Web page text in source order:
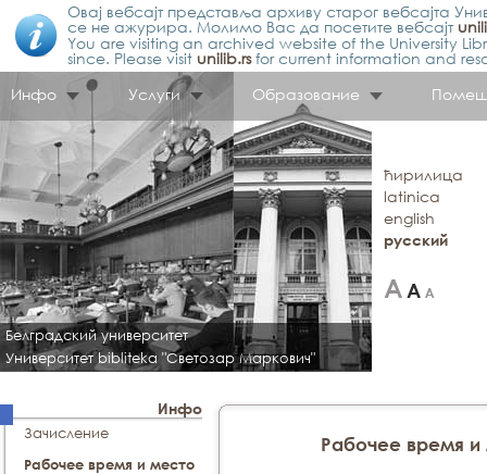
Овај вебсајт представља архиву старог вебсајта
се не ажурира. Молимо Вас да посетите вебсајт
You are visiting an archived website of the University
since. Please visit unilib.rsfor current information and
Инфо
Услуги Образование
Белградский университет
Университет bibliteka "Светозар Маркович"
ћирилица
latinica
english
русский
Инфо
Зачисление
Рабочее время и место
Рабочее время